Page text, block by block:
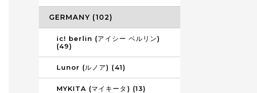
GERMANY (102)
ic! berlin (アイシー ベルリン)
(49)
Lunor (ルノア) (41)
MYKITA (マイキータ) (13)